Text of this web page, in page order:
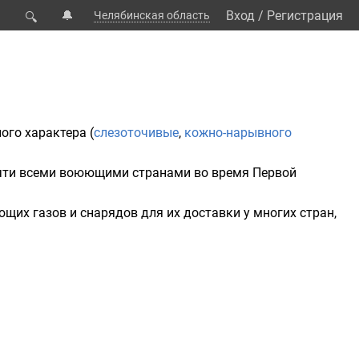
🔍 🔔 Челябинская область Вход / Регистрация
характера (слезоточивые, кожно-нарывного
всеми воюющими странами во время Первой
газов и снарядов для их доставки у многих стран,